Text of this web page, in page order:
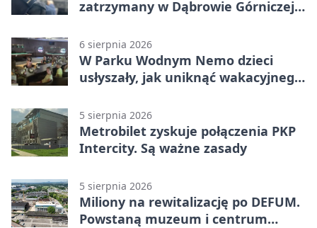
zatrzymany w Dąbrowie Górniczej.
6 sierpnia 2026
W Parku Wodnym Nemo dzieci
usłyszały, jak uniknąć wakacyjnego
5 sierpnia 2026
Metrobilet zyskuje połączenia PKP
Intercity. Są ważne zasady
5 sierpnia 2026
Miliony na rewitalizację po DEFUM.
Powstaną muzeum i centrum